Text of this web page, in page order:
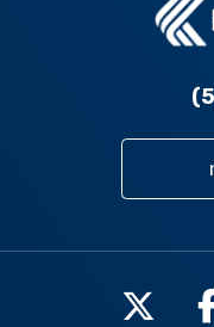
Follow